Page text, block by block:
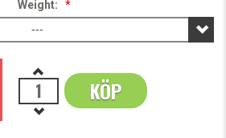
Weight: *
---
KÖP
OK